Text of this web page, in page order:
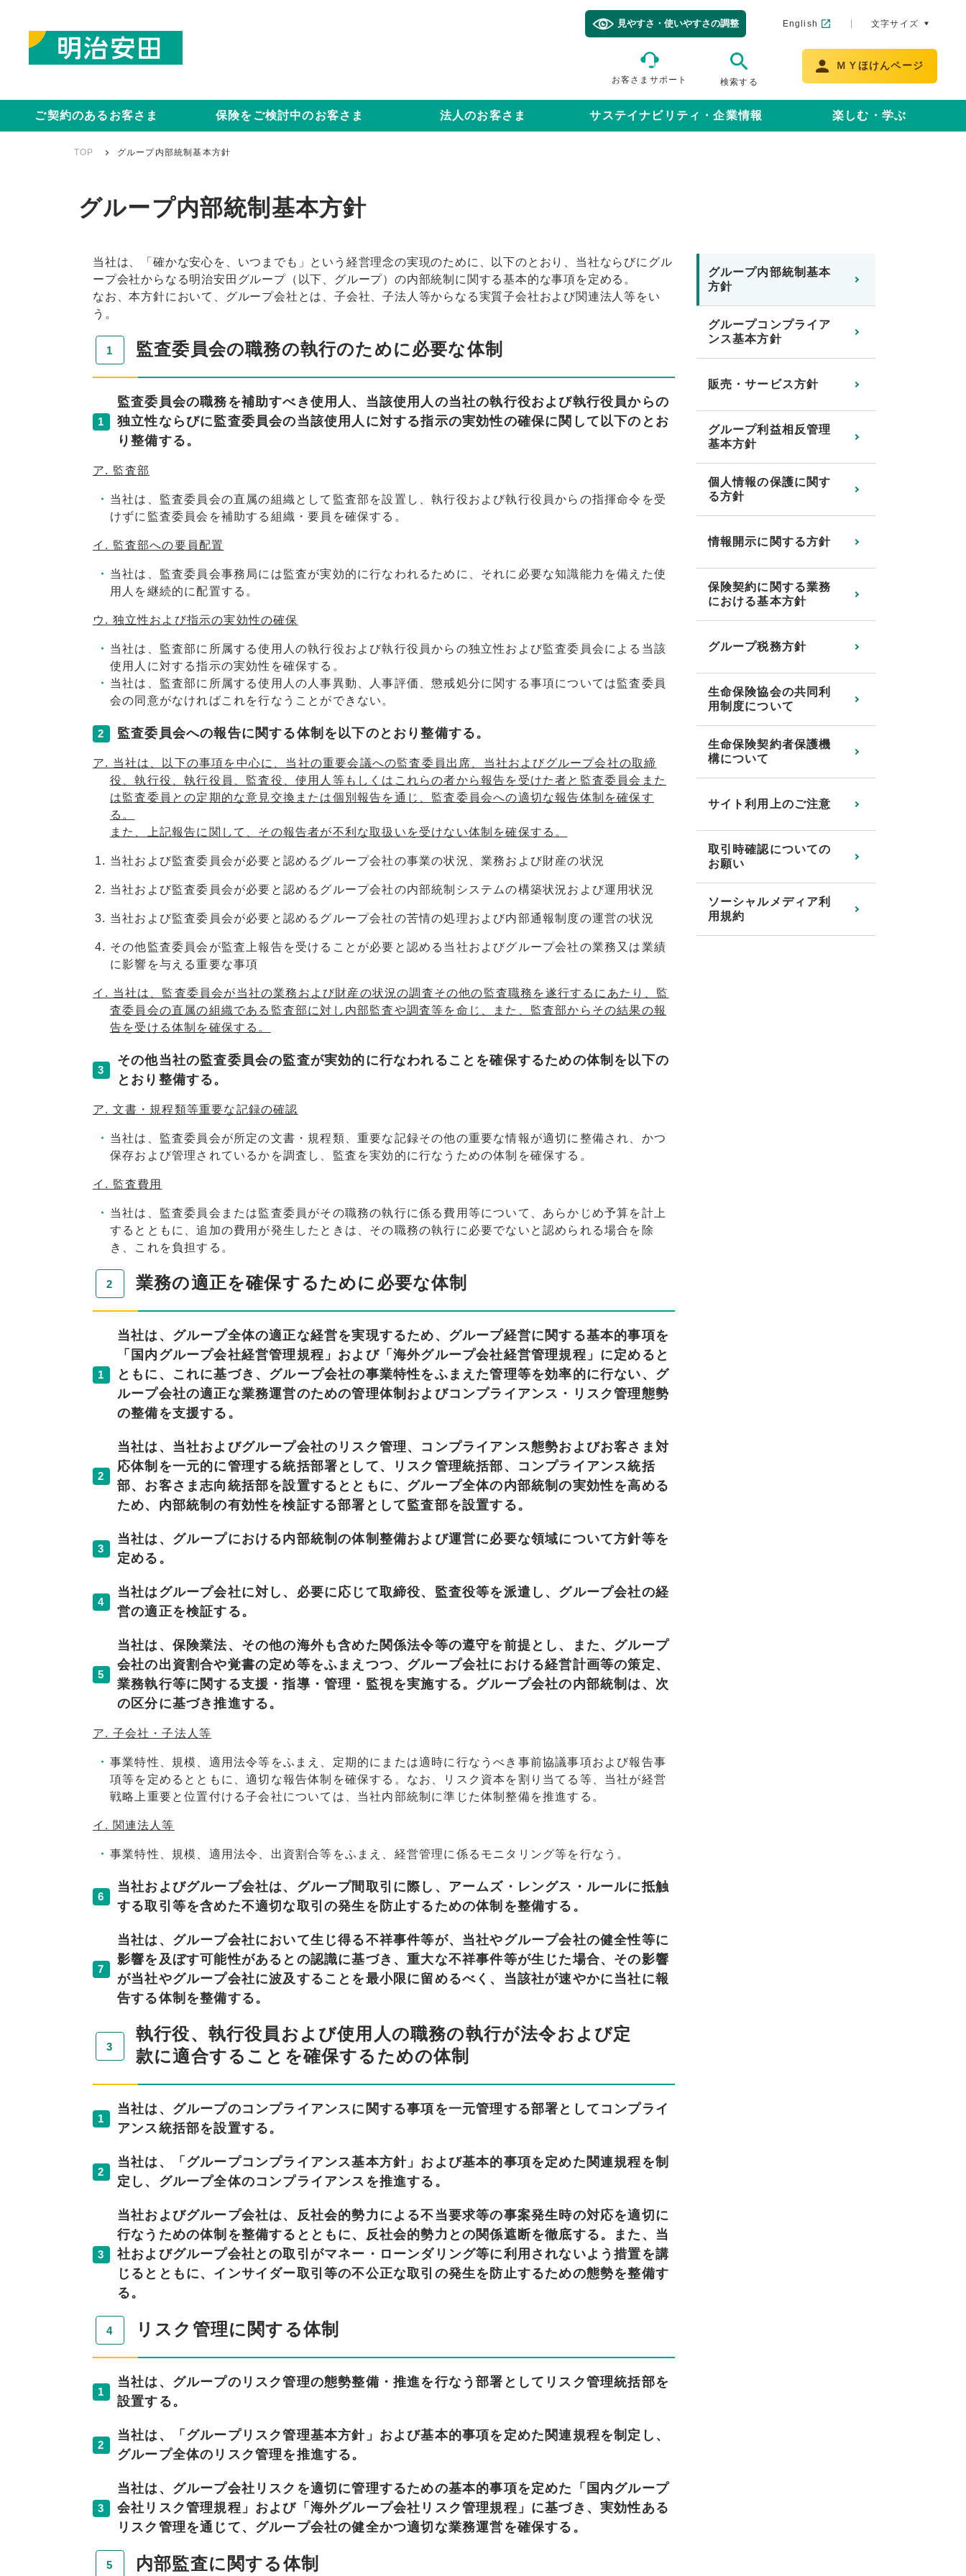
見やすさ・使いやすさの調整 English 文字サイズ
お客さまサポート 検索する
ＭＹほけんページ
ご契約のあるお客さま 保険をご検討中のお客さま 法人のお客さま サステイナビリティ・企業情報 楽しむ・学ぶ
TOP グループ内部統制基本方針
グループ内部統制基本方針
当社は、「確かな安心を、いつまでも」という経営理念の実現のために、以下のとおり、当社ならびにグル
ープ会社からなる明治安田グループ（以下、グループ）の内部統制に関する基本的な事項を定める。
なお、本方針において、グループ会社とは、子会社、子法人等からなる実質子会社および関連法人等をい
う。
監査委員会の職務の執行のために必要な体制
1
監査委員会の職務を補助すべき使用人、当該使用人の当社の執行役および執行役員からの
独立性ならびに監査委員会の当該使用人に対する指示の実効性の確保に関して以下のとお
り整備する。
ア. 監査部
当社は、監査委員会の直属の組織として監査部を設置し、執行役および執行役員からの指揮命令を受
けずに監査委員会を補助する組織・要員を確保する。
イ. 監査部への要員配置
当社は、監査委員会事務局には監査が実効的に行なわれるために、それに必要な知識能力を備えた使
用人を継続的に配置する。
ウ. 独立性および指示の実効性の確保
当社は、監査部に所属する使用人の執行役および執行役員からの独立性および監査委員会による当該
使用人に対する指示の実効性を確保する。
当社は、監査部に所属する使用人の人事異動、人事評価、懲戒処分に関する事項については監査委員
会の同意がなければこれを行なうことができない。
2 監査委員会への報告に関する体制を以下のとおり整備する。
ア. 当社は、以下の事項を中心に、当社の重要会議への監査委員出席、当社およびグループ会社の取締
役、執行役、執行役員、監査役、使用人等もしくはこれらの者から報告を受けた者と監査委員会また
は監査委員との定期的な意見交換または個別報告を通じ、監査委員会への適切な報告体制を確保す
る。
また、上記報告に関して、その報告者が不利な取扱いを受けない体制を確保する。
当社および監査委員会が必要と認めるグループ会社の事業の状況、業務および財産の状況
当社および監査委員会が必要と認めるグループ会社の内部統制システムの構築状況および運用状況
当社および監査委員会が必要と認めるグループ会社の苦情の処理および内部通報制度の運営の状況
その他監査委員会が監査上報告を受けることが必要と認める当社およびグループ会社の業務又は業績
に影響を与える重要な事項
イ. 当社は、監査委員会が当社の業務および財産の状況の調査その他の監査職務を遂行するにあたり、監
査委員会の直属の組織である監査部に対し内部監査や調査等を命じ、また、監査部からその結果の報
告を受ける体制を確保する。
3
その他当社の監査委員会の監査が実効的に行なわれることを確保するための体制を以下の
とおり整備する。
ア. 文書・規程類等重要な記録の確認
当社は、監査委員会が所定の文書・規程類、重要な記録その他の重要な情報が適切に整備され、かつ
保存および管理されているかを調査し、監査を実効的に行なうための体制を確保する。
イ. 監査費用
当社は、監査委員会または監査委員がその職務の執行に係る費用等について、あらかじめ予算を計上
するとともに、追加の費用が発生したときは、その職務の執行に必要でないと認められる場合を除
き、これを負担する。
業務の適正を確保するために必要な体制
1
当社は、グループ全体の適正な経営を実現するため、グループ経営に関する基本的事項を
「国内グループ会社経営管理規程」および「海外グループ会社経営管理規程」に定めると
ともに、これに基づき、グループ会社の事業特性をふまえた管理等を効率的に行ない、グ
ループ会社の適正な業務運営のための管理体制およびコンプライアンス・リスク管理態勢
の整備を支援する。
2
当社は、当社およびグループ会社のリスク管理、コンプライアンス態勢およびお客さま対
応体制を一元的に管理する統括部署として、リスク管理統括部、コンプライアンス統括
部、お客さま志向統括部を設置するとともに、グループ全体の内部統制の実効性を高める
ため、内部統制の有効性を検証する部署として監査部を設置する。
3
当社は、グループにおける内部統制の体制整備および運営に必要な領域について方針等を
定める。
4
当社はグループ会社に対し、必要に応じて取締役、監査役等を派遣し、グループ会社の経
営の適正を検証する。
5
当社は、保険業法、その他の海外も含めた関係法令等の遵守を前提とし、また、グループ
会社の出資割合や覚書の定め等をふまえつつ、グループ会社における経営計画等の策定、
業務執行等に関する支援・指導・管理・監視を実施する。グループ会社の内部統制は、次
の区分に基づき推進する。
ア. 子会社・子法人等
事業特性、規模、適用法令等をふまえ、定期的にまたは適時に行なうべき事前協議事項および報告事
項等を定めるとともに、適切な報告体制を確保する。なお、リスク資本を割り当てる等、当社が経営
戦略上重要と位置付ける子会社については、当社内部統制に準じた体制整備を推進する。
イ. 関連法人等
事業特性、規模、適用法令、出資割合等をふまえ、経営管理に係るモニタリング等を行なう。
6
当社およびグループ会社は、グループ間取引に際し、アームズ・レングス・ルールに抵触
する取引等を含めた不適切な取引の発生を防止するための体制を整備する。
7
当社は、グループ会社において生じ得る不祥事件等が、当社やグループ会社の健全性等に
影響を及ぼす可能性があるとの認識に基づき、重大な不祥事件等が生じた場合、その影響
が当社やグループ会社に波及することを最小限に留めるべく、当該社が速やかに当社に報
告する体制を整備する。
執行役、執行役員および使用人の職務の執行が法令および定
款に適合することを確保するための体制
1
当社は、グループのコンプライアンスに関する事項を一元管理する部署としてコンプライ
アンス統括部を設置する。
2
当社は、「グループコンプライアンス基本方針」および基本的事項を定めた関連規程を制
定し、グループ全体のコンプライアンスを推進する。
3
当社およびグループ会社は、反社会的勢力による不当要求等の事案発生時の対応を適切に
行なうための体制を整備するとともに、反社会的勢力との関係遮断を徹底する。また、当
社およびグループ会社との取引がマネー・ローンダリング等に利用されないよう措置を講
じるとともに、インサイダー取引等の不公正な取引の発生を防止するための態勢を整備す
る。
リスク管理に関する体制
1
当社は、グループのリスク管理の態勢整備・推進を行なう部署としてリスク管理統括部を
設置する。
2
当社は、「グループリスク管理基本方針」および基本的事項を定めた関連規程を制定し、
グループ全体のリスク管理を推進する。
3
当社は、グループ会社リスクを適切に管理するための基本的事項を定めた「国内グループ
会社リスク管理規程」および「海外グループ会社リスク管理規程」に基づき、実効性ある
リスク管理を通じて、グループ会社の健全かつ適切な業務運営を確保する。
内部監査に関する体制
グループ内部統制基本
方針
グループコンプライア
ンス基本方針
販売・サービス方針
グループ利益相反管理
基本方針
個人情報の保護に関す
る方針
情報開示に関する方針
保険契約に関する業務
における基本方針
グループ税務方針
生命保険協会の共同利
用制度について
生命保険契約者保護機
構について
サイト利用上のご注意
取引時確認についての
お願い
ソーシャルメディア利
用規約